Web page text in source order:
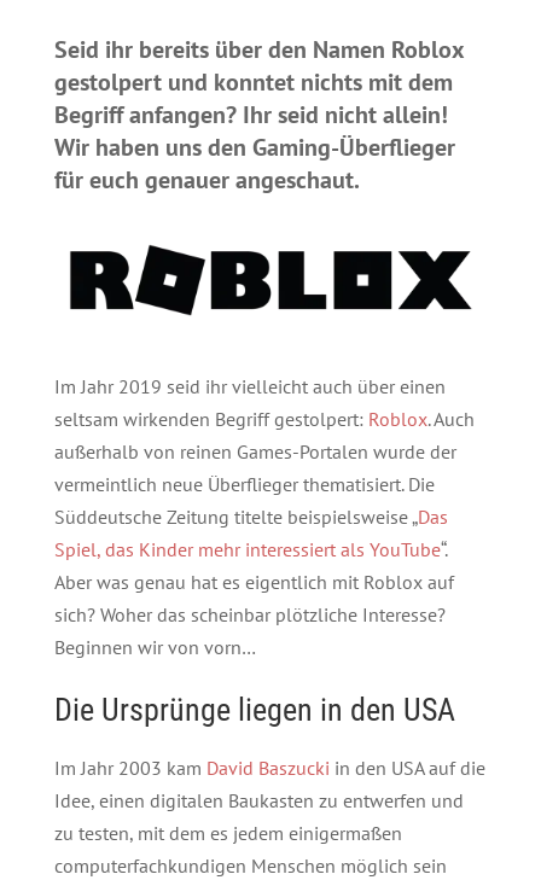
Seid ihr bereits über den Namen Roblox
gestolpert und konntet nichts mit dem
Begriff anfangen? Ihr seid nicht allein!
Wir haben uns den Gaming-Überflieger
für euch genauer angeschaut.
Im Jahr 2019 seid ihr vielleicht auch über einen
seltsam wirkenden Begriff gestolpert: Roblox. Auch
außerhalb von reinen Games-Portalen wurde der
vermeintlich neue Überflieger thematisiert. Die
Süddeutsche Zeitung titelte beispielsweise „Das
Spiel, das Kinder mehr interessiert als YouTube“.
Aber was genau hat es eigentlich mit Roblox auf
sich? Woher das scheinbar plötzliche Interesse?
Beginnen wir von vorn…
Die Ursprünge liegen in den USA
Im Jahr 2003 kam David Baszucki in den USA auf die
Idee, einen digitalen Baukasten zu entwerfen und
zu testen, mit dem es jedem einigermaßen
computerfachkundigen Menschen möglich sein